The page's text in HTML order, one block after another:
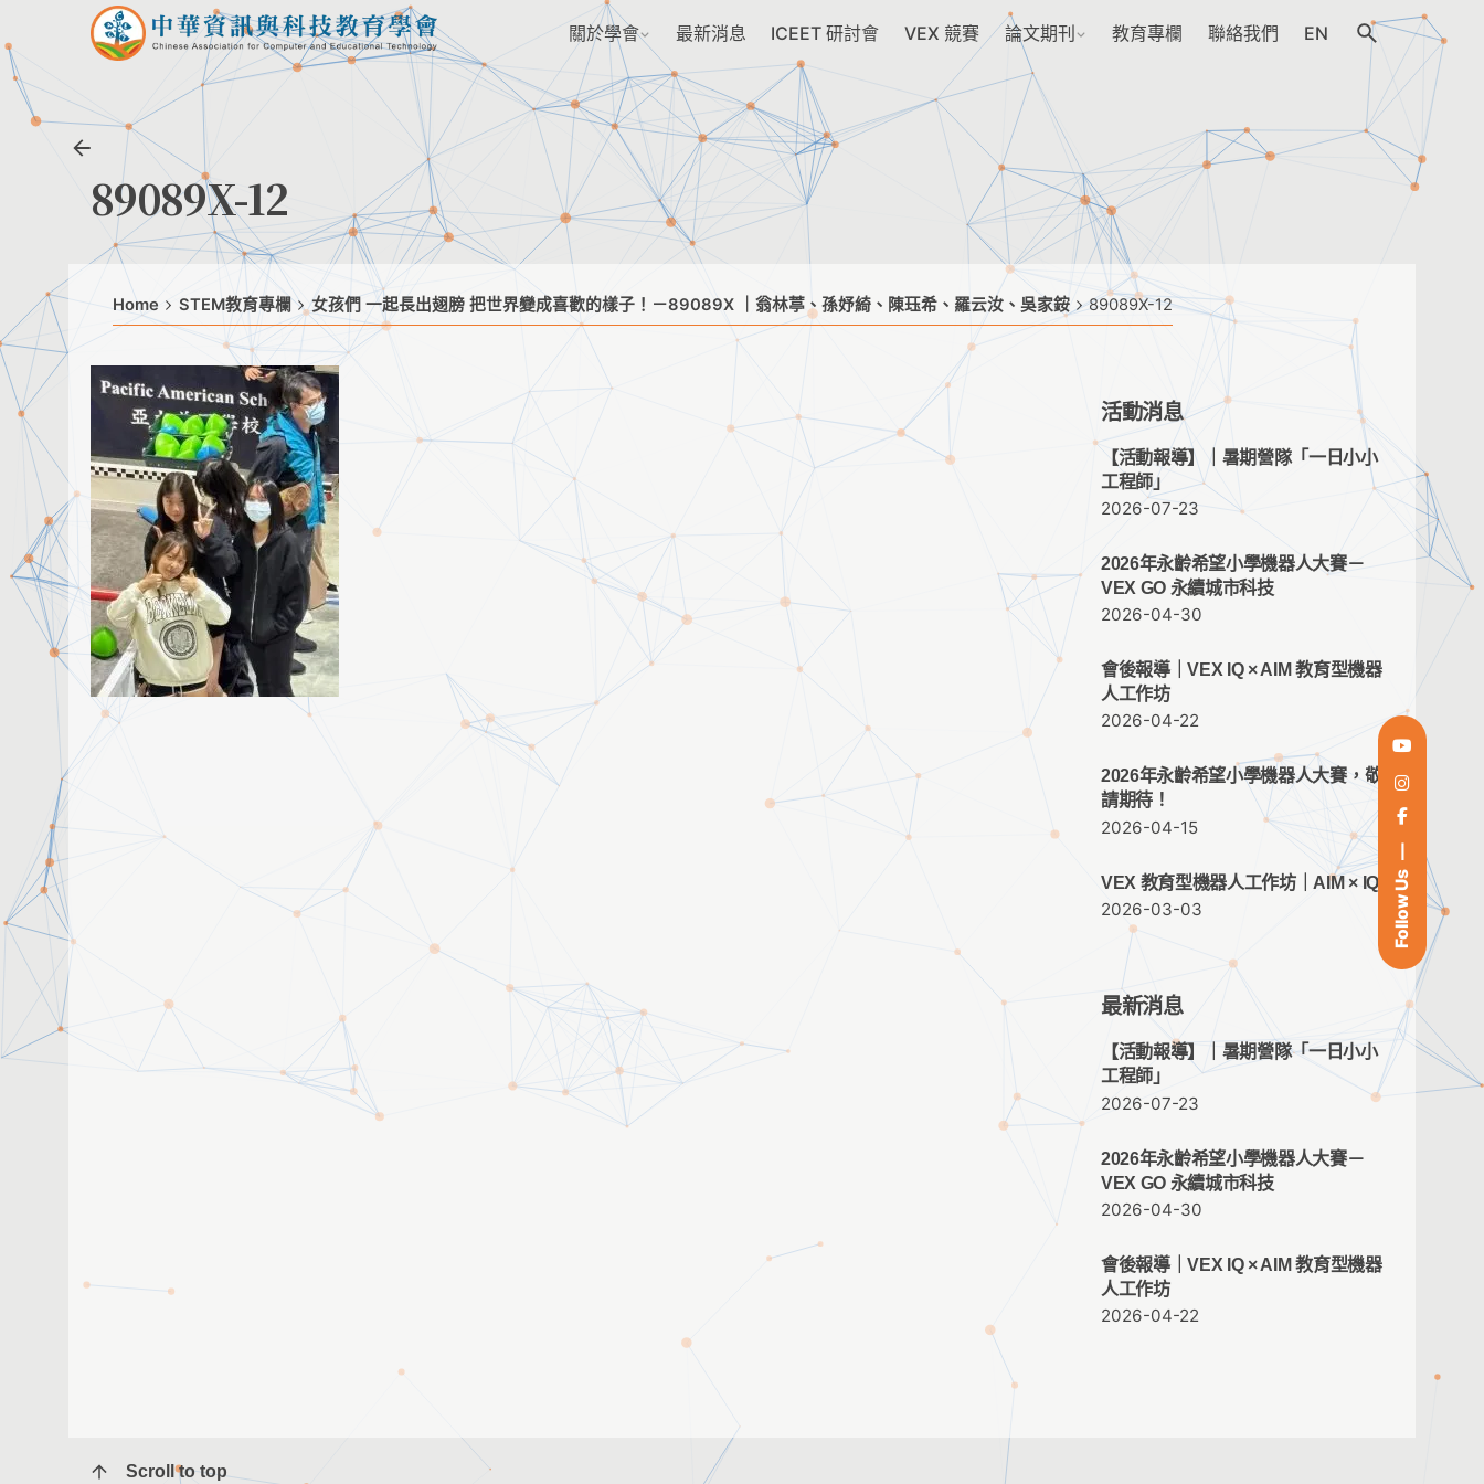
Follow Us
to
content
關於學會 最新消息 ICEET 研討會 VEX 競賽 論文期刊 教育專欄 聯絡我們 EN
89089X-12
Home STEM教育專欄 女孩們 一起長出翅膀 把世界變成喜歡的樣子！－89089X ｜翁林葶、孫妤綺、陳珏希、羅云汝、吳家銨 89089X-12
活動消息
【活動報導】｜暑期營隊「一日小小
工程師」
2026-07-23
2026年永齡希望小學機器人大賽－
VEX GO 永續城市科技
2026-04-30
會後報導｜VEX IQ × AIM 教育型機器
人工作坊
2026-04-22
2026年永齡希望小學機器人大賽，敬
請期待！
2026-04-15
VEX 教育型機器人工作坊｜AIM × IQ
2026-03-03
最新消息
【活動報導】｜暑期營隊「一日小小
工程師」
2026-07-23
2026年永齡希望小學機器人大賽－
VEX GO 永續城市科技
2026-04-30
會後報導｜VEX IQ × AIM 教育型機器
人工作坊
2026-04-22
Scroll to top